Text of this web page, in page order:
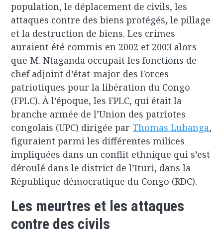
population, le déplacement de civils, les
attaques contre des biens protégés, le pillage
et la destruction de biens. Les crimes
auraient été commis en 2002 et 2003 alors
que M. Ntaganda occupait les fonctions de
chef adjoint d’état-major des Forces
patriotiques pour la libération du Congo
(FPLC). À l’époque, les FPLC, qui était la
branche armée de l’Union des patriotes
congolais (UPC) dirigée par Thomas Lubanga,
figuraient parmi les différentes milices
impliquées dans un conflit ethnique qui s’est
déroulé dans le district de l’Ituri, dans la
République démocratique du Congo (RDC).
Les meurtres et les attaques
contre des civils